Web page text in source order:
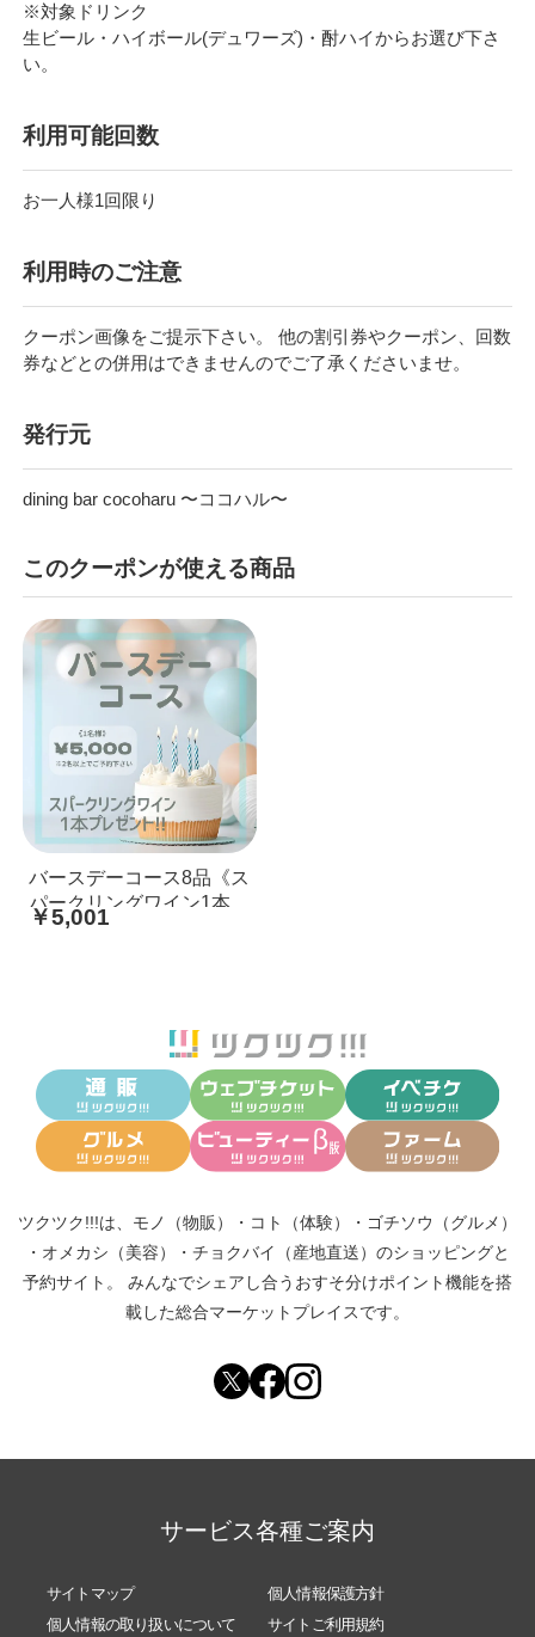
※対象ドリンク
生ビール・ハイボール(デュワーズ)・酎ハイからお選び下さ
い。
利⽤可能回数
お⼀⼈様1回限り
利⽤時のご注意
クーポン画像をご提示下さい。 他の割引券やクーポン、回数
券などとの併用はできませんのでご了承くださいませ。
発行元
dining bar cocoharu 〜ココハル〜
このクーポンが使える商品
バースデーコース8品《ス
パークリングワイン1本》
お祝いプレゼント付き/女
￥5,001
ツクツク!!!は、 モノ（物販） ・ コト（体験） ・ ゴチソウ（グルメ）
・ オメカシ（美容） ・ チョクバイ（産地直送） のショッピングと
予約サイト。
みんなでシェアし合う おすそ分けポイント機能を搭
載した総合マーケットプレイスです。
サービス各種ご案内
サイトマップ
個人情報保護方針
個人情報の取り扱いについて
サイトご利用規約